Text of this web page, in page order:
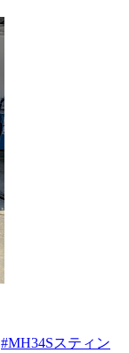
#MH34Sスティン